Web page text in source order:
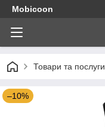
Mobicoon
Товари та послуги
–10%